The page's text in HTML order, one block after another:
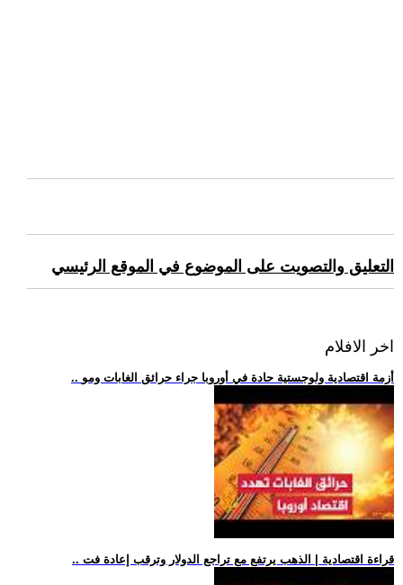
التعليق والتصويت على الموضوع في الموقع الرئيسي
اخر الافلام
.. أزمة اقتصادية ولوجستية حادة في أوروبا جراء حرائق الغابات ومو
.. قراءة اقتصادية | الذهب يرتفع مع تراجع الدولار وترقب إعادة فت